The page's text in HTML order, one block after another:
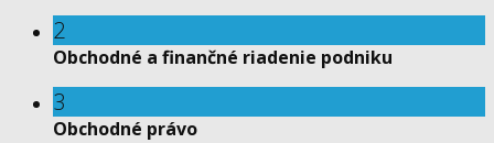
2
Obchodné a finančné riadenie podniku
3
Obchodné právo